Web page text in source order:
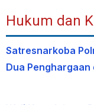
Hukum dan
Satresnarkoba
Dua Penghargaan